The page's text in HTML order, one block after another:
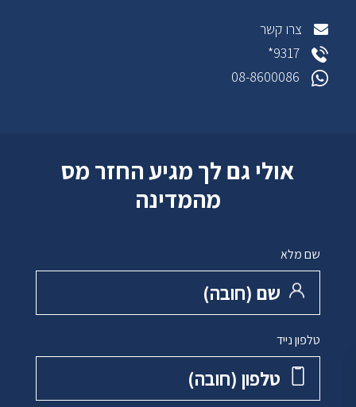
צרו קשר
9317*
08-8600086
אולי גם לך מגיע החזר מס
מהמדינה
שם מלא
שם ‏(חובה)
טלפון נייד
טלפון ‏(חובה)